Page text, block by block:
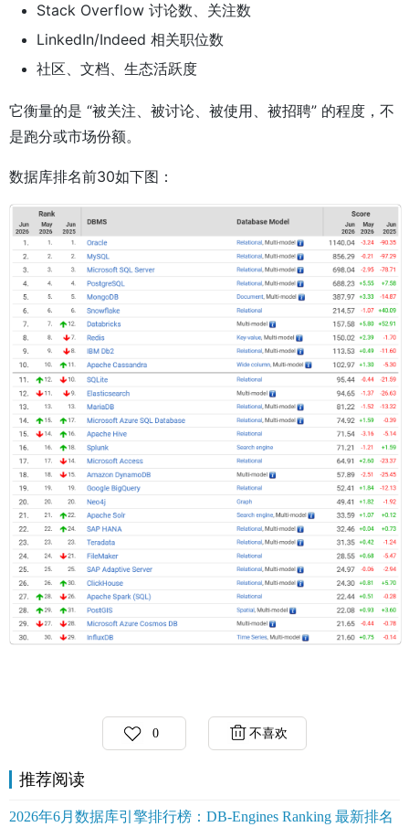
Stack Overflow 讨论数、关注数
LinkedIn/Indeed 相关职位数
社区、文档、生态活跃度
它衡量的是 “被关注、被讨论、被使用、被招聘” 的程度，不
是跑分或市场份额。
数据库排名前30如下图：
0 不喜欢
推荐阅读
2026年6月数据库引擎排行榜：DB-Engines Ranking 最新排名